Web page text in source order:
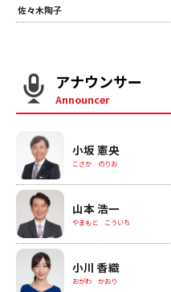
佐々木陶子
アナウンサー
Announcer
小坂 憲央
こさか のりお
山本 浩一
やまもと こういち
小川 香織
おがわ かおり